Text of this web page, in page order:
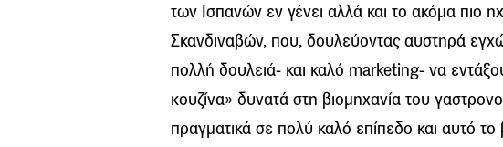
των Ισπανών εν γένει αλλά και το ακόμα πιο
Σκανδιναβών, που, δουλεύοντας αυστηρά
πολλή δουλειά- και καλό marketing- να
κουζίνα» δυνατά στη βιομηχανία του
πραγματικά σε πολύ καλό επίπεδο και αυτό